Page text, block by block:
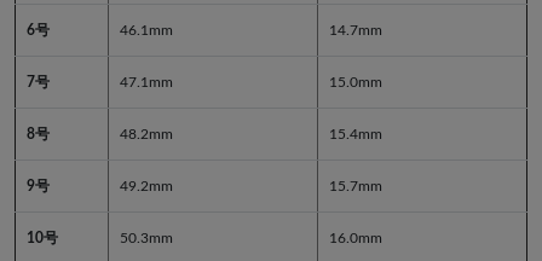
6号 46.1mm 14.7mm
7号 47.1mm 15.0mm
8号 48.2mm 15.4mm
9号 49.2mm 15.7mm
10号 50.3mm 16.0mm